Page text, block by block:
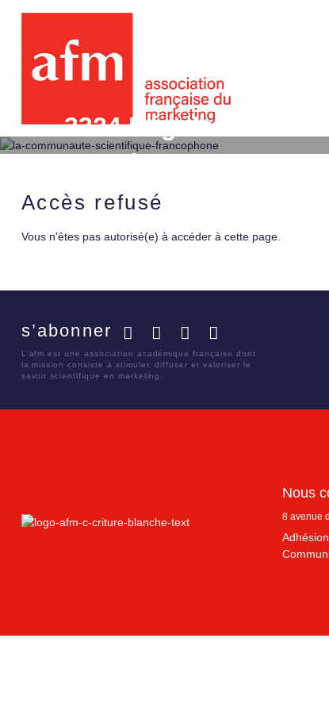
3324 Régularité de
conséquences sur la
Accès refusé
Vous n'êtes pas autorisé(e) à accéder à cette page.
s’abonner
L'afm est une association académique française dont
la mission consiste à stimuler, diffuser et valoriser le
savoir scientifique en marketing.
Nous
8 avenue